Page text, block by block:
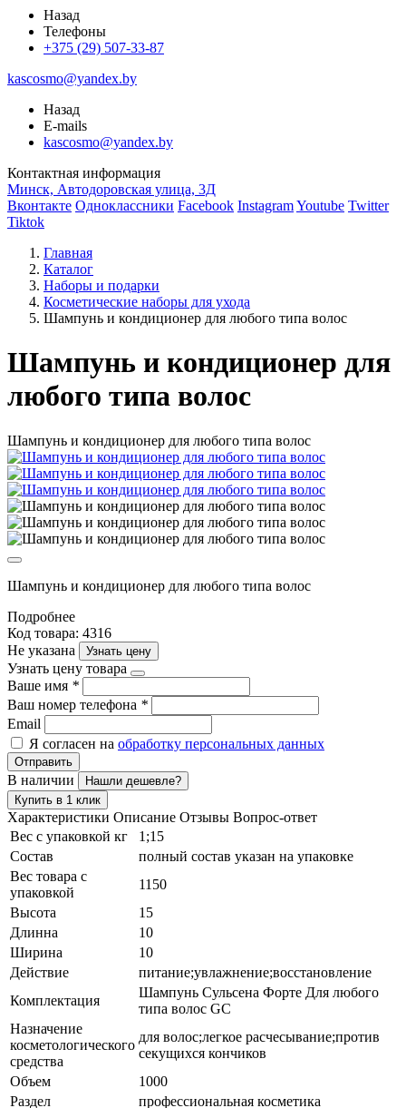
Назад
Телефоны
+375 (29) 507-33-87
kascosmo@yandex.by
Назад
E-mails
kascosmo@yandex.by
Контактная информация
Минск, Автодоровская улица, 3Д
Вконтакте Одноклассники Facebook InstagramYoutube Twitter
Tiktok
Главная
Каталог
Наборы и подарки
Косметические наборы для ухода
Шампунь и кондиционер для любого типа волос
Шампунь и кондиционер для
любого типа волос
Шампунь и кондиционер для любого типа волос
Шампунь и кондиционер для любого типа волос
Подробнее
Код товара: 4316
Не указана
Узнать цену
Узнать цену товара
Ваше имя *
Ваш номер телефона *
Email
Я согласен на обработку персональных данных
Отправить
В наличии
Нашли дешевле?
Купить в 1 клик
Характеристики Описание Отзывы Вопрос-ответ
Вес с упаковкой кг
1;15
Состав
полный состав указан на упаковке
Вес товара с
упаковкой
1150
Высота
15
Длинна
10
Ширина
10
Действие
питание;увлажнение;восстановление
Комплектация
Шампунь Сульсена Форте Для любого
типа волос GC
Назначение
косметологического
средства
для волос;легкое расчесывание;против
секущихся кончиков
Объем
1000
Раздел
профессиональная косметика